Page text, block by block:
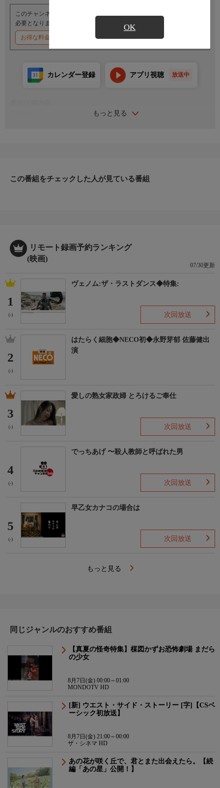
OK
このチャンネルのご視聴には、オプションチャンネル(有料)のご契約が
必要となります。
お得な料金割引キャンペーン実施中
もっと見る
カレンダー登録 アプリ視聴 放送中
え、藩内には女、子供しか残っていなかった。老人組も出陣し、
この番組をチェックした人が見ている番組
リモート録画予約ランキング
(映画)
07/30更新
1
(-)
ヴェノム:ザ・ラストダンス◆特集:
次回放送
2
(-)
はたらく細胞◆NECO初◆永野芽郁 佐藤健出
演
3
(-)
愛しの熟女家政婦 とろけるご奉仕
次回放送
4
(-)
でっちあげ 〜殺人教師と呼ばれた男
次回放送
5
(-)
早乙女カナコの場合は
次回放送
もっと見る
同じジャンルのおすすめ番組
【真夏の怪奇特集】楳図かずお恐怖劇場 まだら
の少女
8月7日(金) 00:00～01:00
MONDOTV HD
[新] ウエスト・サイド・ストーリー [字]【CSベ
ーシック初放送】
8月7日(金) 21:00～00:00
ザ・シネマ HD
あの花が咲く丘で、君とまた出会えたら。【続
編「あの星」公開！】